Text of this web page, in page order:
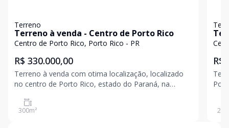
Terreno
Terreno à venda - Centro de Porto Rico
Centro de Porto Rico, Porto Rico - PR
R$ 330.000,00
Terreno à venda com otima localização, localizado
no centro de Porto Rico, estado do Paraná, na
lote 17 A, com uma área total de 300,00 m². Para
maiores informações nossa equipe e corretores se
300m²
R$